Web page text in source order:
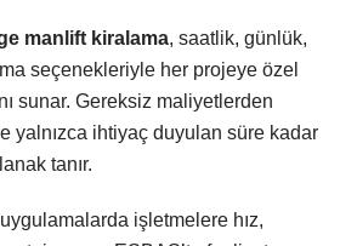
manlift kiralama, saatlik, günlük,
seçenekleriyle her projeye özel
sunar. Gereksiz maliyetlerden
yalnızca ihtiyaç duyulan süre kadar
tanır.
işletmelere hız,